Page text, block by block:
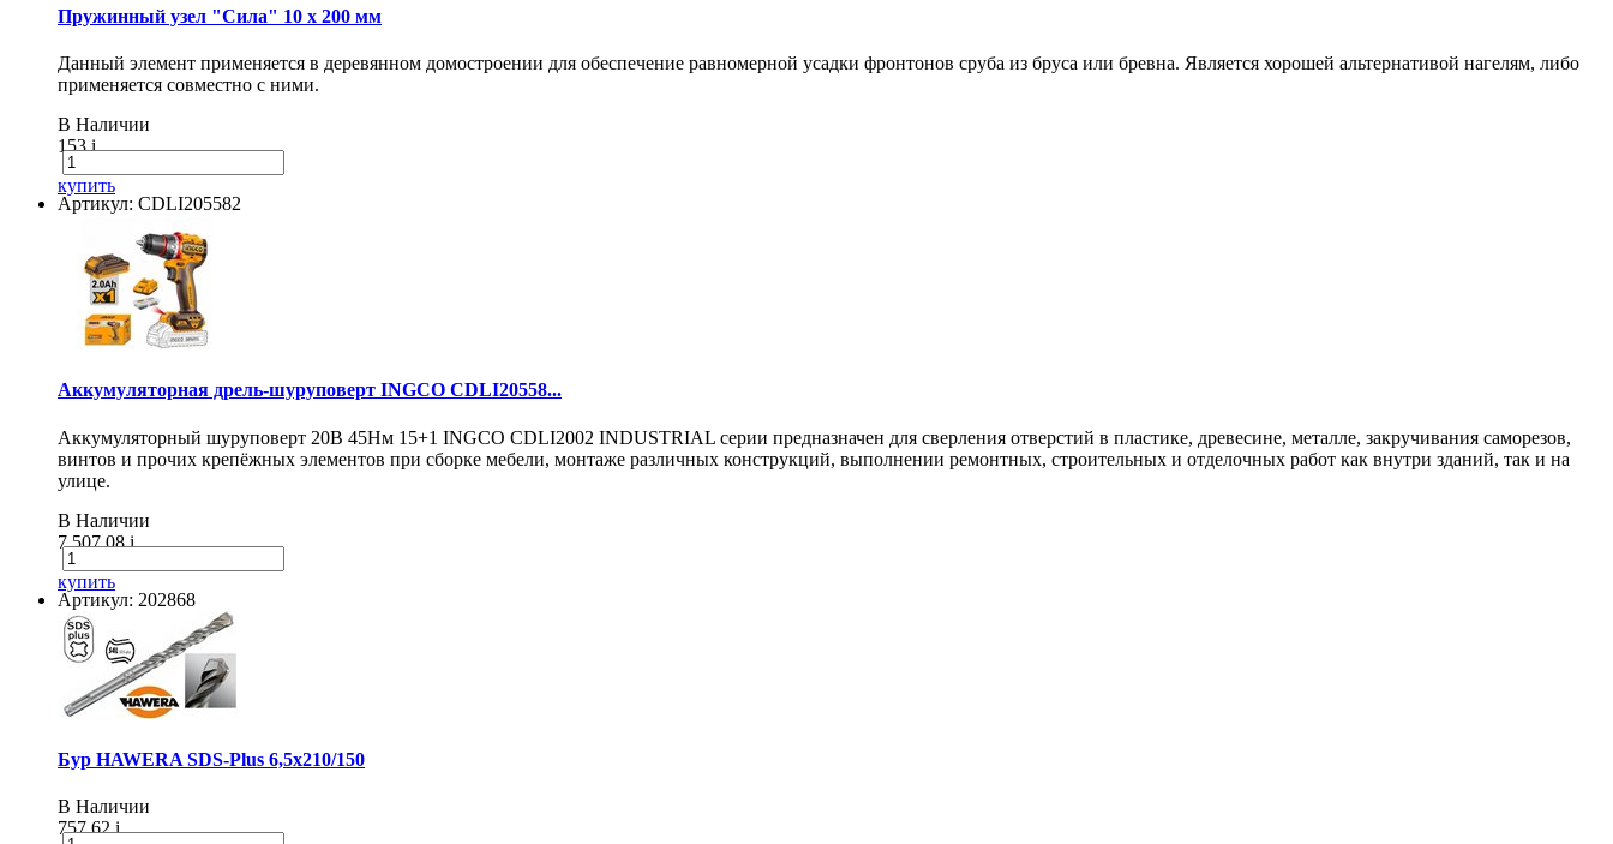
Пружинный узел "Сила" 10 x 200 мм
Данный элемент применяется в деревянном домостроении для обеспечение равномерной усадки фронтонов сруба из бруса или бревна. Является хорошей альтернативой нагелям, либо
применяется совместно с ними.
В Наличии
153i
купить
Артикул: CDLI205582
Аккумуляторная дрель-шуруповерт INGCO CDLI20558...
Аккумуляторный шуруповерт 20В 45Нм 15+1 INGCO CDLI2002 INDUSTRIAL серии предназначен для сверления отверстий в пластике, древесине, металле, закручивания саморезов,
винтов и прочих крепёжных элементов при сборке мебели, монтаже различных конструкций, выполнении ремонтных, строительных и отделочных работ как внутри зданий, так и на
улице.
В Наличии
7 507.08i
купить
Артикул: 202868
Бур HAWERA SDS-Plus 6,5х210/150
В Наличии
757.62i